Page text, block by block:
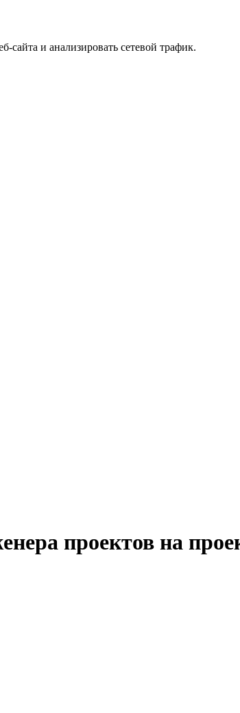
и анализировать сетевой трафик.
проектов на